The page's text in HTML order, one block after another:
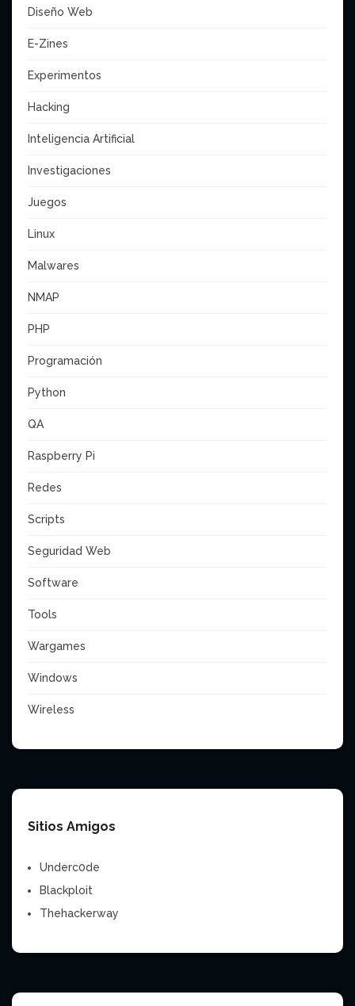
Diseño Web
E-Zines
Experimentos
Hacking
Inteligencia Artificial
Investigaciones
Juegos
Linux
Malwares
NMAP
PHP
Programación
Python
QA
Raspberry Pi
Redes
Scripts
Seguridad Web
Software
Tools
Wargames
Windows
Wireless
Sitios Amigos
Underc0de
Blackploit
Thehackerway